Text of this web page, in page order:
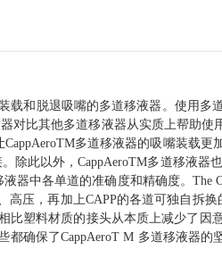
载和脱退吸嘴的多道移液器。使用
对比其他多道移液器从实质上帮助使
CappAeroTM多道移液器的吸嘴装载更
除此以外，CappAeroTM多道移液器
器中各单道的准确度和精确度。 The
高压，再加上CAPP的各道可独自拆换
比塑料材质的接头从本质上减少了
都确保了CappAeroT M 多道移液器的